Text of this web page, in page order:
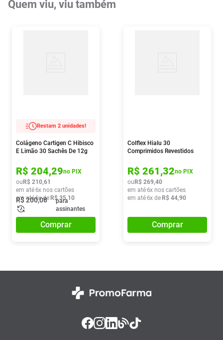
Quem viu, viu também
Restam 2 unidades!
Colágeno Cartigen C Hibisco
E Limão 30 Sachês De 12g
R$ 204,29no PIX
ou R$ 210,61
em até6x nos cartões
em até6x de R$ 35,10
R$200,08
para
assinantes
Comprar
Colflex Hialu 30
Comprimidos Revestidos
R$ 261,32no PIX
ou R$ 269,40
em até6x nos cartões
em até6x de R$ 44,90
Comprar